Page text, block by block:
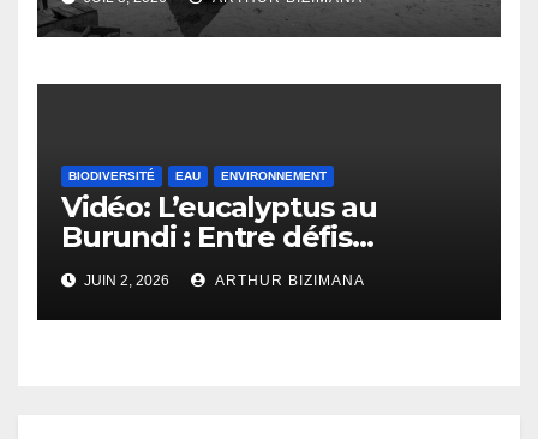
Burundi
BIODIVERSITÉ EAU ENVIRONNEMENT
Vidéo: L’eucalyptus au
Burundi : Entre défis
environnementaux et
opportunités
économiques.
JUIN 2, 2026 ARTHUR BIZIMANA